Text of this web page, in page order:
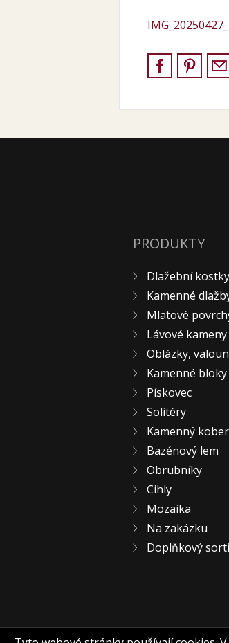
PRODUKTY
Dlažební kostky
Kamenné
Mlatové
Lávové kameny
Oblázky,
Kamenné bloky
Pískovec
Solitéry
Kamenný
Bazénový lem
Obrubníky
Cihly
Mozaika
Na zakázku
Doplňkový